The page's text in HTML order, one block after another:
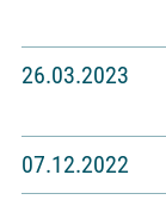
26.03.2023
07.12.2022